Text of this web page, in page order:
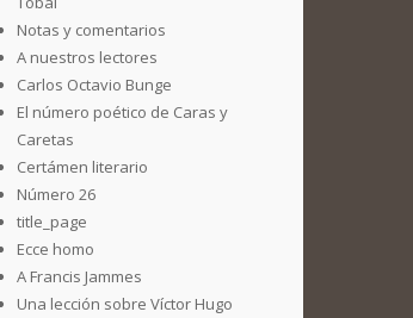
Notas y comentarios
A nuestros lectores
Carlos Octavio Bunge
El número poético de Caras y
Caretas
Certámen literario
Número 26
title_page
Ecce homo
A Francis Jammes
Una lección sobre Víctor Hugo